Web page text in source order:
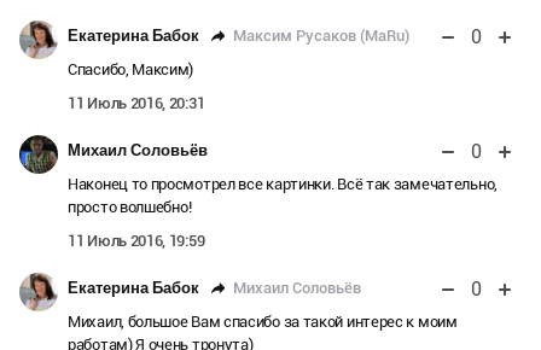
Екатерина Бабок Максим Русаков (MaRu) 0
Спасибо, Максим)
11 Июль 2016, 20:31
Михаил Соловьёв 0
Наконец то просмотрел все картинки. Всё так замечательно,
просто волшебно!
11 Июль 2016, 19:59
Екатерина Бабок Михаил Соловьёв 0
Михаил, большое Вам спасибо за такой интерес к моим
работам) Я очень тронута)